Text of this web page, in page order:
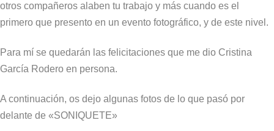
otros compañeros alaben tu trabajo y más cuando es el
primero que presento en un evento fotográfico, y de este nivel.
Para mí se quedarán las felicitaciones que me dio Cristina
García Rodero en persona.
A continuación, os dejo algunas fotos de lo que pasó por
delante de «SONIQUETE»